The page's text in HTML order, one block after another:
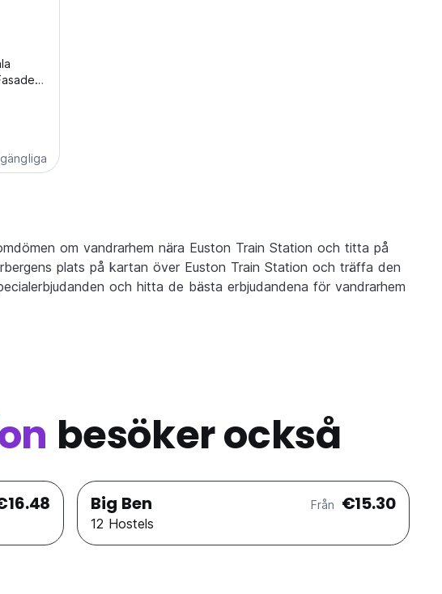
om vandrarhem nära Euston Train Station och titta på
plats på kartan över Euston Train Station och träffa den
och hitta de bästa erbjudandena för vandrarhem
besöker också
Big Ben Från €15.30
12 Hostels